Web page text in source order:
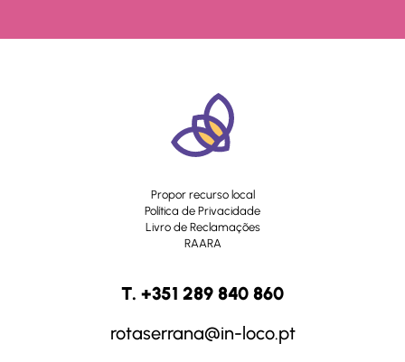
Propor recurso local
Política de Privacidade
Livro de Reclamações
RAARA
T. +351 289 840 860
rotaserrana@in-loco.pt